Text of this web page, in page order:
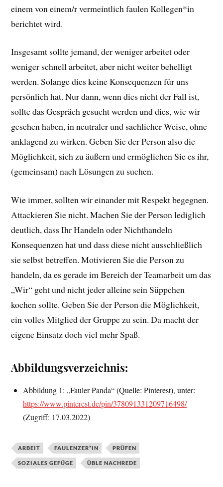
einem von einem/r vermeintlich faulen Kollegen*in
berichtet wird.
Insgesamt sollte jemand, der weniger arbeitet oder
weniger schnell arbeitet, aber nicht weiter behelligt
werden. Solange dies keine Konsequenzen für uns
persönlich hat. Nur dann, wenn dies nicht der Fall ist,
sollte das Gespräch gesucht werden und dies, wie wir
gesehen haben, in neutraler und sachlicher Weise, ohne
anklagend zu wirken. Geben Sie der Person also die
Möglichkeit, sich zu äußern und ermöglichen Sie es ihr,
(gemeinsam) nach Lösungen zu suchen.
Wie immer, sollten wir einander mit Respekt begegnen.
Attackieren Sie nicht. Machen Sie der Person lediglich
deutlich, dass Ihr Handeln oder Nichthandeln
Konsequenzen hat und dass diese nicht ausschließlich
sie selbst betreffen. Motivieren Sie die Person zu
handeln, da es gerade im Bereich der Teamarbeit um das
„Wir“ geht und nicht jeder alleine sein Süppchen
kochen sollte. Geben Sie der Person die Möglichkeit,
ein volles Mitglied der Gruppe zu sein. Da macht der
eigene Einsatz doch viel mehr Spaß.
Abbildungsverzeichnis:
Abbildung 1: „Fauler Panda“ (Quelle: Pinterest), unter:
https://www.pinterest.de/pin/378091331209716498/
(Zugriff: 17.03.2022)
ARBEIT FAULENZER*IN PRÜFEN
SOZIALES GEFÜGE ÜBLE NACHREDE